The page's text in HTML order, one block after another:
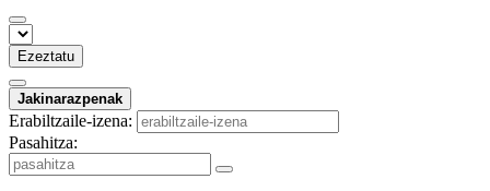
Ezeztatu
Jakinarazpenak
Erabiltzaile-izena:
Pasahitza: